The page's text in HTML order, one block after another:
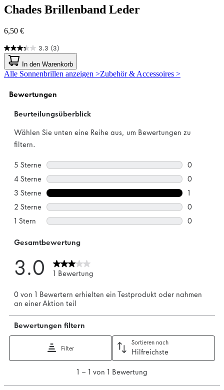
Chades Brillenband Leder
6,50 €
3.3 (3)
3.3
von
5
Sternen.
Bewertungen
In den Warenkorb
Alle Sonnenbrillen anzeigen >Zubehör & Accessoires >